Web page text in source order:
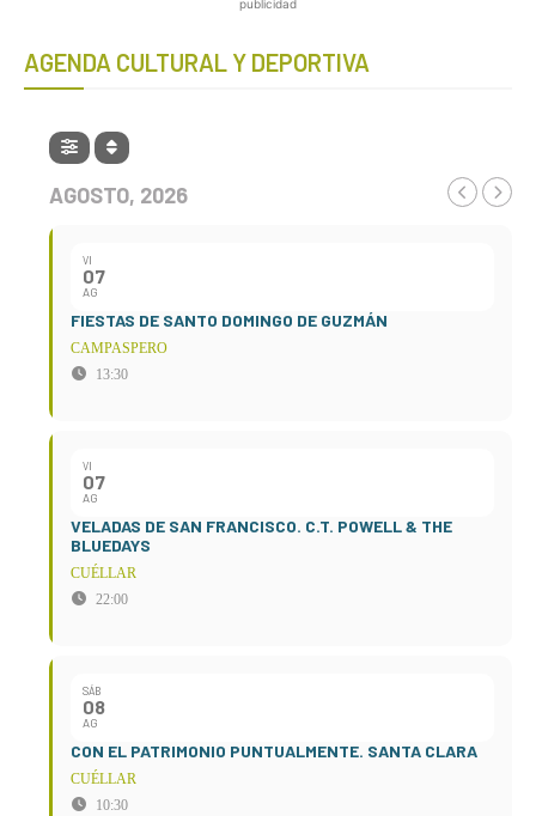
publicidad
AGENDA CULTURAL Y DEPORTIVA
AGOSTO, 2026
VI
07
AG
FIESTAS DE SANTO DOMINGO DE GUZMÁN
CAMPASPERO
13:30
VI
07
AG
VELADAS DE SAN FRANCISCO. C.T. POWELL & THE
BLUEDAYS
CUÉLLAR
22:00
SÁB
08
AG
CON EL PATRIMONIO PUNTUALMENTE. SANTA CLARA
CUÉLLAR
10:30